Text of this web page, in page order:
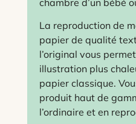
La reproduction de
papier de qualité
l’original vous
illustration plus
papier classique.
produit haut de
l’ordinaire et en